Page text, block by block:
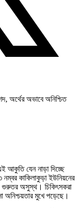
আকুতি যেন নাড়া দিচ্ছে
নম্বর কাকিলাকুড়া ইউনিয়নের
গুরুতর অসুস্থ। চিকিৎসকরা
অনিশ্চয়তার মুখে পড়েছে।